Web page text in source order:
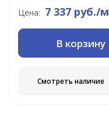
Цена: 7 337 руб./м
В корзину
Смотреть наличие